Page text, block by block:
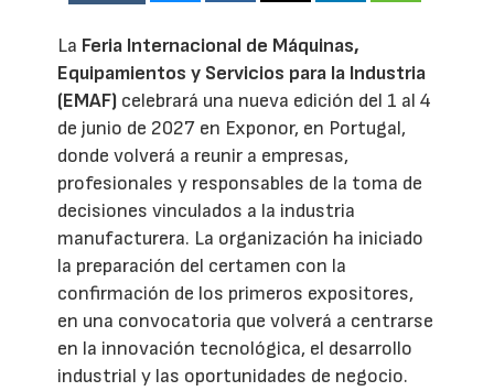
La Feria Internacional de Máquinas,
Equipamientos y Servicios para la Industria
(EMAF) celebrará una nueva edición del 1 al 4
de junio de 2027 en Exponor, en Portugal,
donde volverá a reunir a empresas,
profesionales y responsables de la toma de
decisiones vinculados a la industria
manufacturera. La organización ha iniciado
la preparación del certamen con la
confirmación de los primeros expositores,
en una convocatoria que volverá a centrarse
en la innovación tecnológica, el desarrollo
industrial y las oportunidades de negocio.